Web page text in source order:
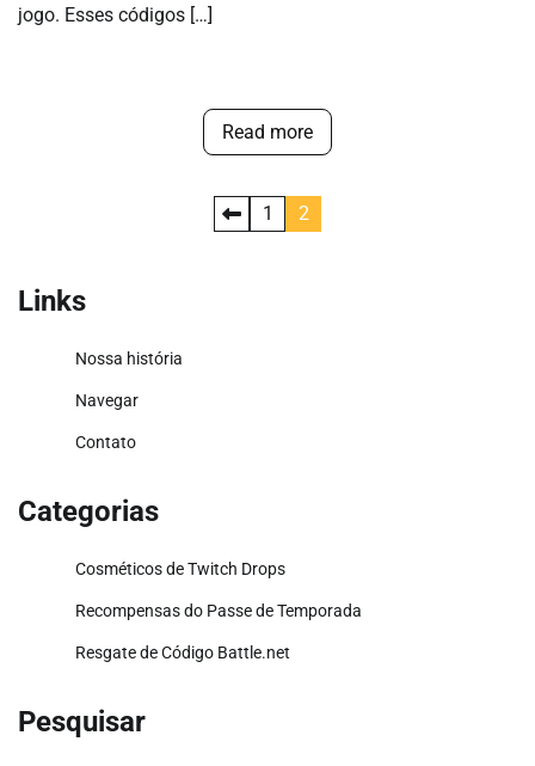
jogo. Esses códigos […]
Read more
1 2
Links
Nossa história
Navegar
Contato
Categorias
Cosméticos de Twitch Drops
Recompensas do Passe de Temporada
Resgate de Código Battle.net
Pesquisar